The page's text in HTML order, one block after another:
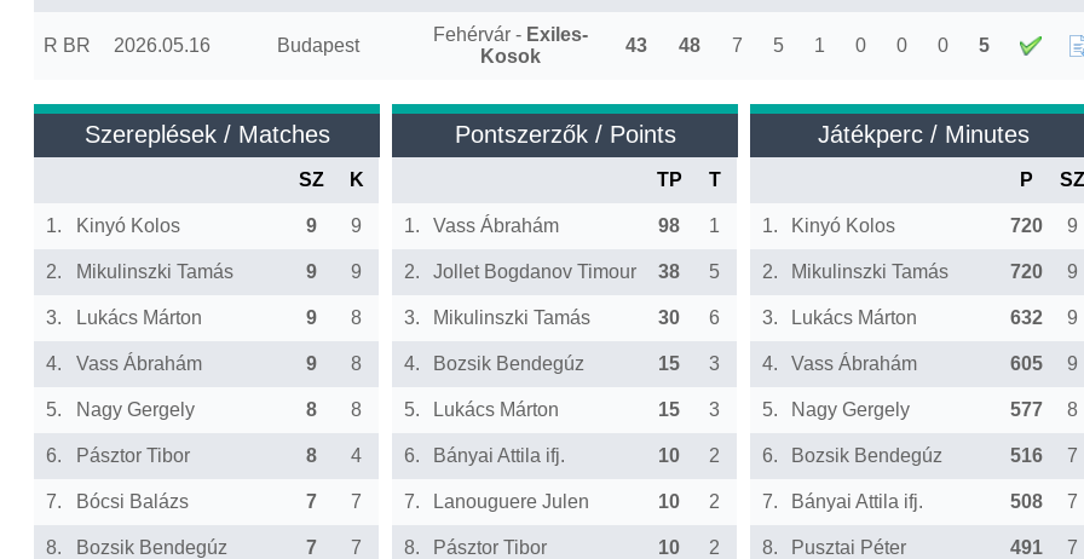
R BR 2026.05.16 Budapest
Fehérvár - Exiles-
Kosok
43 48 7 5 1 0 0 0 5
Szereplések / Matches
SZ K
1. Kinyó Kolos 9 9
2. Mikulinszki Tamás 9 9
3. Lukács Márton 9 8
4. Vass Ábrahám 9 8
5. Nagy Gergely 8 8
6. Pásztor Tibor 8 4
7. Bócsi Balázs 7 7
8. Bozsik Bendegúz 7 7
Pontszerzők / Points
TP T
1. Vass Ábrahám 98 1
2. Jollet Bogdanov Timour 38 5
3. Mikulinszki Tamás 30 6
4. Bozsik Bendegúz 15 3
5. Lukács Márton 15 3
6. Bányai Attila ifj. 10 2
7. Lanouguere Julen 10 2
8. Pásztor Tibor 10 2
Játékperc / Minutes
P SZ
1. Kinyó Kolos 720 9
2. Mikulinszki Tamás 720 9
3. Lukács Márton 632 9
4. Vass Ábrahám 605 9
5. Nagy Gergely 577 8
6. Bozsik Bendegúz 516 7
7. Bányai Attila ifj. 508 7
8. Pusztai Péter 491 7